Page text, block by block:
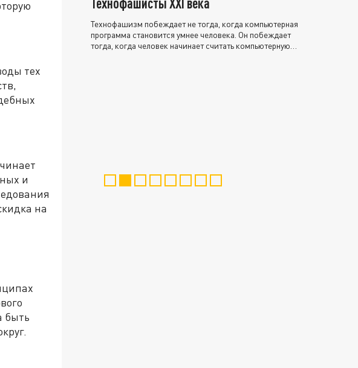
тех
и
на
быть
Технофашизм побеждает не тогда, когда компьютерная
программа становится умнее человека. Он побеждает
тогда, когда человек начинает считать компьютерную